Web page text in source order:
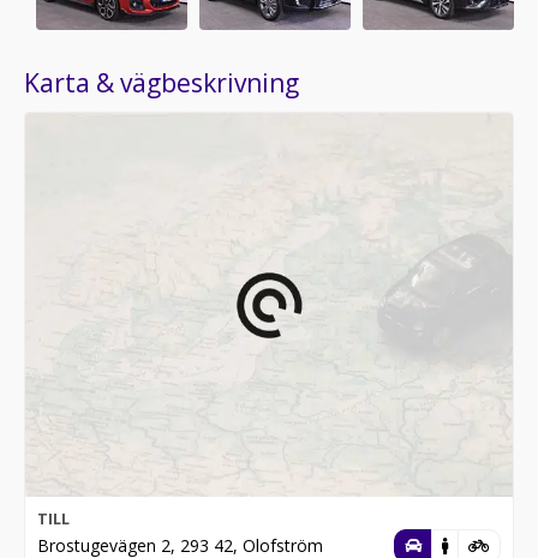
Karta & vägbeskrivning
TILL
Brostugevägen 2, 293 42, Olofström